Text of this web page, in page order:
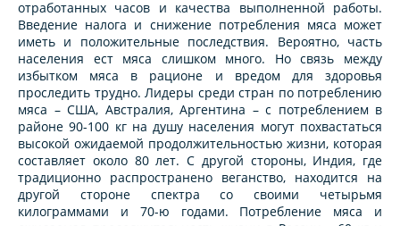
отработанных часов и качества выполненной работы.
Введение налога и снижение потребления мяса может
иметь и положительные последствия. Вероятно, часть
населения ест мяса слишком много. Но связь между
избытком мяса в рационе и вредом для здоровья
проследить трудно. Лидеры среди стран по потреблению
мяса – США, Австралия, Аргентина – с потреблением в
районе 90-100 кг на душу населения могут похвастаться
высокой ожидаемой продолжительностью жизни, которая
составляет около 80 лет. С другой стороны, Индия, где
традиционно распространено веганство, находится на
другой стороне спектра со своими четырьмя
килограммами и 70-ю годами. Потребление мяса и